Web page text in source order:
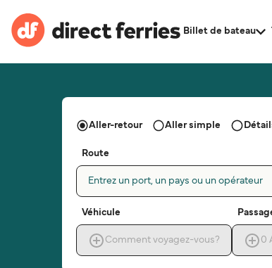
Billet de bateau
Aller-retour Aller simple
Route
Entrez un port, un pays ou un opérateur
Véhicule
Comment voyagez-vous? 0